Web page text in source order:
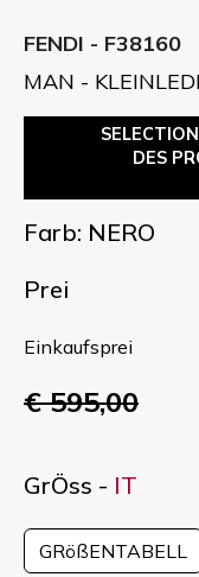
FENDI - F38160
MAN -
DES
Farb: NERO
Prei
Einkaufsprei
€ 595,00
GrÖss - IT
GRößENTABELL